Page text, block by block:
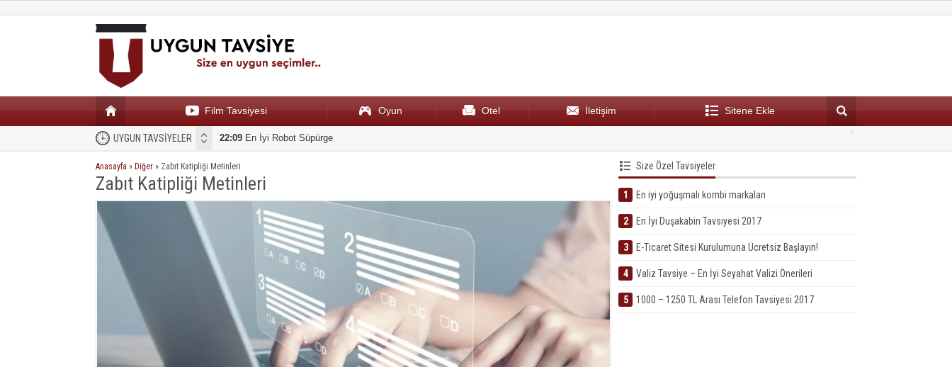
Film Tavsiyesi Oyun Otel İletişim Sitene Ekle
UYGUN TAVSİYELER 22:09 En İyi Robot Süpürge
Anasayfa » Diğer » Zabıt Katipliği Metinleri
Zabıt Katipliği Metinleri
Size Özel Tavsiyeler
1 En iyi yoğuşmalı kombi markaları
2 En İyi Duşakabin Tavsiyesi 2017
3 E-Ticaret Sitesi Kurulumuna Ücretsiz Başlayın!
4 Valiz Tavsiye – En İyi Seyahat Valizi Önerileri
5 1000 – 1250 TL Arası Telefon Tavsiyesi 2017